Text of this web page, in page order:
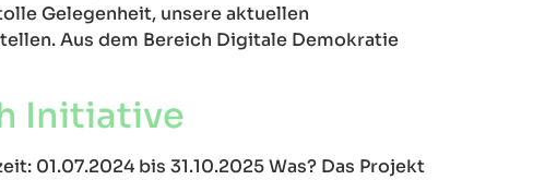
Gelegenheit, unsere aktuellen
Aus dem Bereich Digitale Demokratie
Initiative
01.07.2024 bis 31.10.2025 Was? Das Projekt